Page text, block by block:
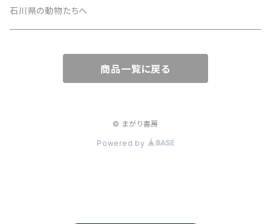
石川県の動物たちへ
商品一覧に戻る
© まがり書房
Powered by